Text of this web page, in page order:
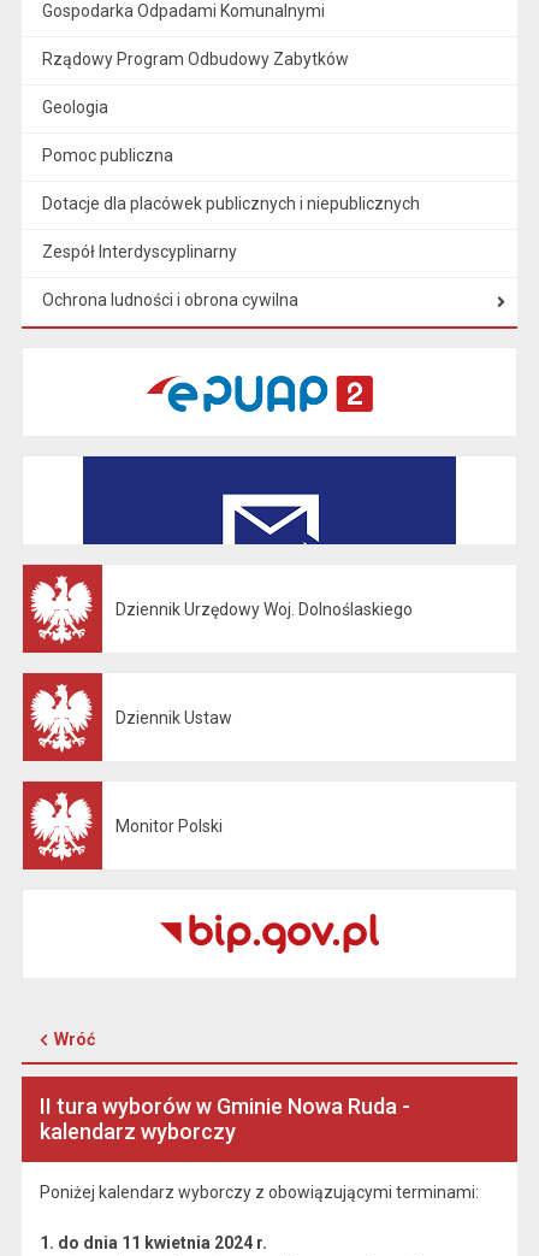
Gospodarka Odpadami Komunalnymi
Rządowy Program Odbudowy Zabytków
Geologia
Pomoc publiczna
Dotacje dla placówek publicznych i niepublicznych
Zespół Interdyscyplinarny
Ochrona ludności i obrona cywilna
Dziennik Urzędowy Woj. Dolnoślaskiego
Dziennik Ustaw
Monitor Polski
Wróć
II tura wyborów w Gminie Nowa Ruda -
kalendarz wyborczy
Poniżej kalendarz wyborczy z obowiązującymi terminami:
1. do dnia 11 kwietnia 2024 r.